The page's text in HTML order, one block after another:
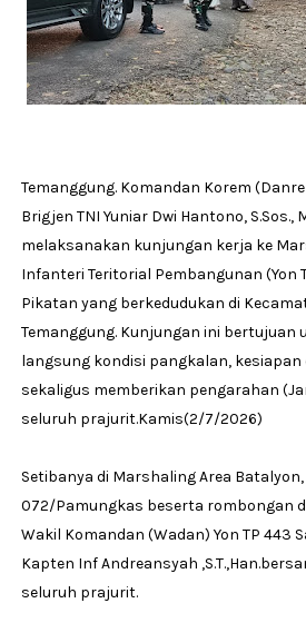
Temanggung. Komandan Korem
Brigjen TNI Yuniar Dwi Hantono, S.Sos.,
melaksanakan kunjungan kerja ke
Infanteri Teritorial Pembangunan (Yon
Pikatan yang berkedudukan di
Temanggung. Kunjungan ini bertujuan
langsung kondisi pangkalan,
sekaligus memberikan pengarahan
seluruh prajurit.Kamis(2/7/2026)
Setibanya di Marshaling Area
072/Pamungkas beserta rombongan
Wakil Komandan (Wadan) Yon TP 443
Kapten Inf Andreansyah
seluruh prajurit.